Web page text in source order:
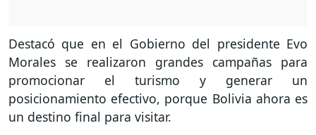
Destacó que en el Gobierno del presidente Evo
Morales se realizaron grandes campañas para
promocionar el turismo y generar un
posicionamiento efectivo, porque Bolivia ahora es
un destino final para visitar.